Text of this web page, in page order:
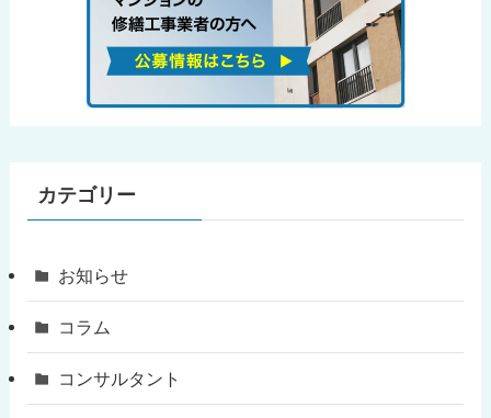
カテゴリー
お知らせ
コラム
コンサルタント